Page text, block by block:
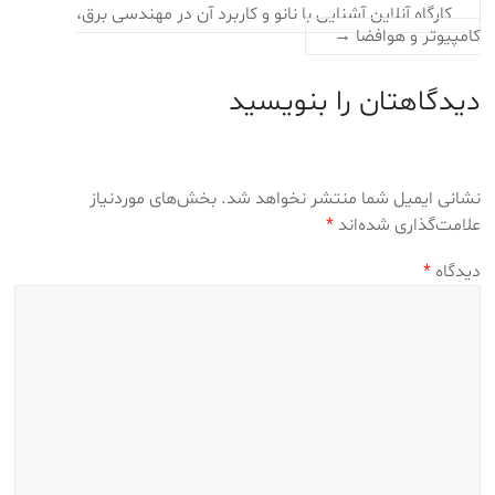
کارگاه آنلاین آشنایی با نانو و کاربرد آن در مهندسی برق،
کامپیوتر و هوافضا →
دیدگاهتان را بنویسید
نشانی ایمیل شما منتشر نخواهد شد. بخش‌های موردنیاز
علامت‌گذاری شده‌اند*
دیدگاه*